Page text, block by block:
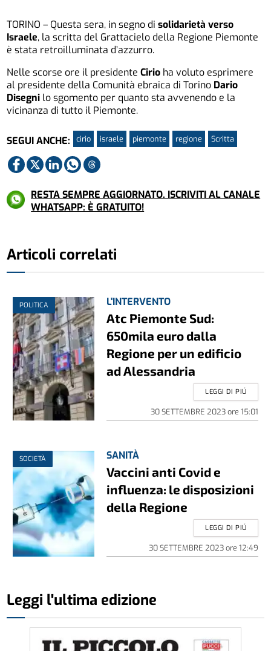
TORINO – Questa sera, in segno disolidarietà verso
Israele, la scritta del Grattacielo della Regione Piemonte
è stata retroilluminata d’azzurro.
Nelle scorse ore il presidente Cirio ha voluto esprimere
al presidente della Comunità ebraica di Torino Dario
Disegni lo sgomento per quanto sta avvenendo e la
vicinanza di tutto il Piemonte.
SEGUI ANCHE: cirio israele piemonte regione Scritta
RESTA SEMPRE AGGIORNATO. ISCRIVITI AL CANALE
WHATSAPP: È GRATUITO!
Articoli correlati
POLITICA L'INTERVENTO
Atc Piemonte Sud:
650mila euro dalla
Regione per un edificio
ad Alessandria
30 SETTEMBRE 2023ore 15:01
LEGGI DI PIÚ
SOCIETÀ SANITÀ
Vaccini anti Covid e
influenza: le disposizioni
della Regione
30 SETTEMBRE 2023ore 12:49
LEGGI DI PIÚ
Leggi l'ultima edizione